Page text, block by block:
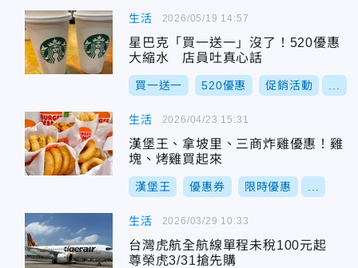
生活
星巴克「買一送一」沒了！520優惠
大縮水 店員吐真心話
買一送一 520優惠 促銷活動
2026/05/19 14:57
生活
漢堡王、拿坡里、三商炸雞優惠！雞
塊、烤雞買起來
漢堡王 優惠券 限時優惠
2026/04/23 15:31
生活
台灣虎航全航線單程未稅100元起
尊榮虎3/31搶先購
2026/03/29 10:33